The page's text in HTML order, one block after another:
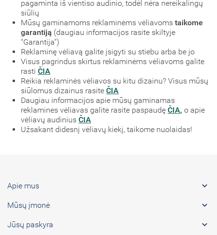
pagaminta iš vientiso audinio, todėl nėra nereikalingų
siūlių
Mūsų gaminamoms reklaminėms vėliavoms taikome
garantiją (daugiau informacijos rasite skiltyje
"Garantija")
Reklaminę vėliavą galite įsigyti su stiebu arba be jo
Visus pagrindus skirtus reklaminėms vėliavoms galite
rasti ČIA
Reikia reklaminės vėliavos su kitu dizainu? Visus mūsų
siūlomus dizainus rasite ČIA
Daugiau informacijos apie mūsų gaminamas
reklamines vėliavas galite rasite paspaudę ČIA, o apie
vėliavų audinius ČIA
Užsakant didesnį vėliavų kiekį, taikome nuolaidas!
Apie mus 
Mūsų įmonė 
Jūsų paskyra 